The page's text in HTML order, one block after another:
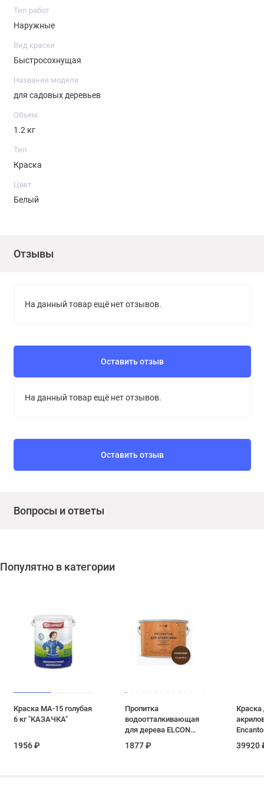
Тип работ
Наружные
Вид краски
Быстросохнущая
Название модели
для садовых деревьев
Объем
1.2 кг
Тип
Краска
Цвет
Белый
Отзывы
На данный товар ещё нет отзывов.
Оставить отзыв
На данный товар ещё нет отзывов.
Оставить отзыв
Вопросы и ответы
Популятно в категории
Краска МА-15 голубая
6 кг "КАЗАЧКА"
1956 ₽
Пропитка
водоотталкивающая
для дерева ELCON
палисандр 2 кг
1877 ₽
Краска
Encanto
39920